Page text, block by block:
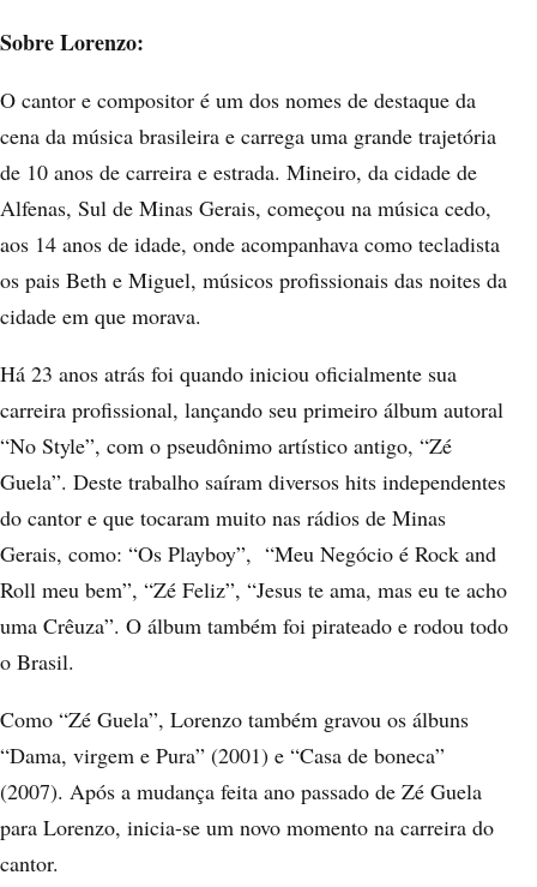
Sobre Lorenzo:
O cantor e compositor é um dos nomes de destaque da
cena da música brasileira e carrega uma grande trajetória
de 10 anos de carreira e estrada. Mineiro, da cidade de
Alfenas, Sul de Minas Gerais, começou na música cedo,
aos 14 anos de idade, onde acompanhava como tecladista
os pais Beth e Miguel, músicos profissionais das noites da
cidade em que morava.
Há 23 anos atrás foi quando iniciou oficialmente sua
carreira profissional, lançando seu primeiro álbum autoral
“No Style”, com o pseudônimo artístico antigo, “Zé
Guela”. Deste trabalho saíram diversos hits independentes
do cantor e que tocaram muito nas rádios de Minas
Gerais, como: “Os Playboy”, “Meu Negócio é Rock and
Roll meu bem”, “Zé Feliz”, “Jesus te ama, mas eu te acho
uma Crêuza”. O álbum também foi pirateado e rodou todo
o Brasil.
Como “Zé Guela”, Lorenzo também gravou os álbuns
“Dama, virgem e Pura” (2001) e “Casa de boneca”
(2007). Após a mudança feita ano passado de Zé Guela
para Lorenzo, inicia-se um novo momento na carreira do
cantor.